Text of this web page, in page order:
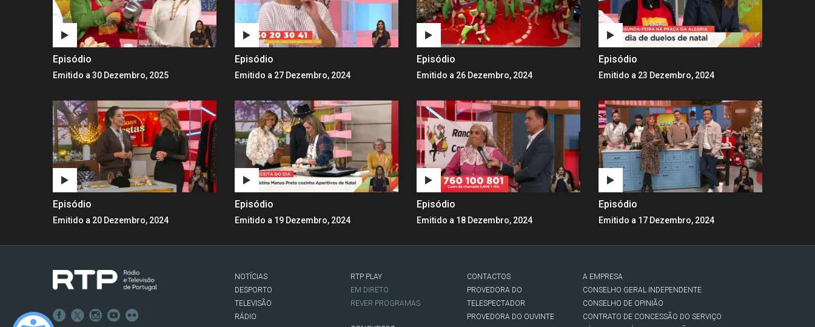
Episódio
Emitido a 30 Dezembro, 2025
Episódio
Emitido a 27 Dezembro, 2024
Episódio
Emitido a 26 Dezembro, 2024
Episódio
Emitido a 23 Dezembro, 2024
Episódio
Emitido a 20 Dezembro, 2024
Episódio
Emitido a 19 Dezembro, 2024
Episódio
Emitido a 18 Dezembro, 2024
Episódio
Emitido a 17 Dezembro, 2024
NOTÍCIAS
DESPORTO
TELEVISÃO
RÁDIO
RTP PLAY
EM DIRETO
REVER PROGRAMAS
CONTACTOS
PROVEDORA DO
TELESPECTADOR
PROVEDORA DO OUVINTE
A EMPRESA
CONSELHO GERAL INDEPENDENTE
CONSELHO DE OPINIÃO
CONTRATO DE CONCESSÃO DO SERVIÇO